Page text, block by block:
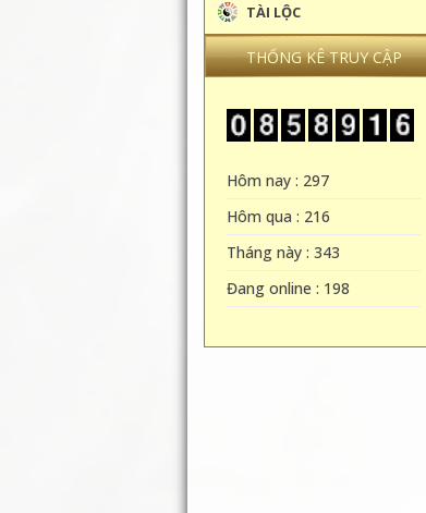
TÀI LỘC
THỐNG KÊ TRUY CẬP
Hôm nay : 297
Hôm qua : 216
Tháng này : 343
Đang online : 198